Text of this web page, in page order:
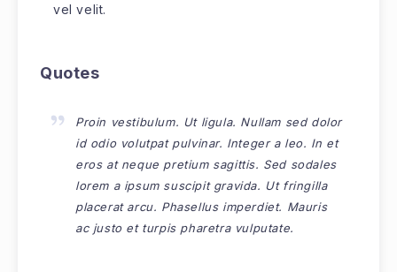
vel velit.
Quotes
Proin vestibulum. Ut ligula. Nullam sed dolor
id odio volutpat pulvinar. Integer a leo. In et
eros at neque pretium sagittis. Sed sodales
lorem a ipsum suscipit gravida. Ut fringilla
placerat arcu. Phasellus imperdiet. Mauris
ac justo et turpis pharetra vulputate.